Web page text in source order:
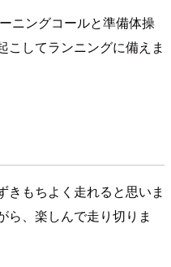
ニングコールと準備体操
こしてランニングに備えま
きもちよく走れると思いま
ら、楽しんで走り切りま